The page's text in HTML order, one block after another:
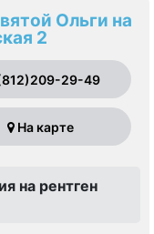
Ольги на
2
29-49
На карте
на рентген